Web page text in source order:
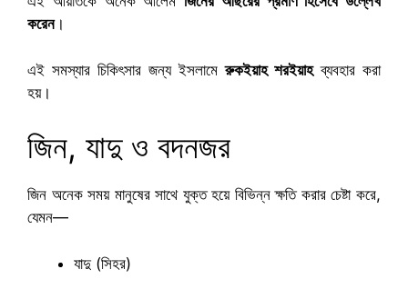
করেন।
এই সমস্যার চিকিৎসার জন্য ইসলামেরুকইয়াহ শরইয়াহব্যবহার করা
হয়।
জিন, যাদু ও বদনজর
জিন অনেক সময় মানুষের সাথে যুক্ত হয়ে বিভিন্ন ক্ষতি করার চেষ্টা করে,
যেমন—
যাদু (সিহর)